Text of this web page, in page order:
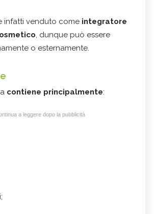
infatti venduto come integratore
, dunque può essere
o esternamente.
contiene principalmente:
a leggere dopo la pubblicità